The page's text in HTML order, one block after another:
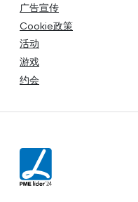
广告宣传
Cookie政策
活动
游戏
约会